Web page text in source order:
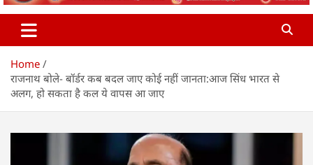
Home
राजनाथ बोले- बॉर्डर कब बदल जाए कोई नहीं जानता:आज सिंध भारत से
अलग, हो सकता है कल ये वापस आ जाए